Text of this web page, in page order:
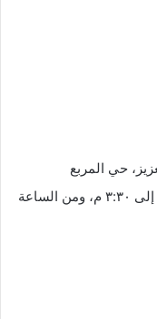
حي المربع
أوقات العمل: من الساعة ١٢:٣٠ ظهر إلى ٣:٣٠ م، ومن الساعة